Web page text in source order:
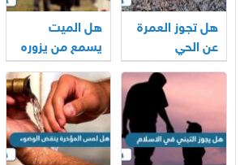
هل تجوز العمرة
عن الحي
هل الميت
يسمع من يزوره